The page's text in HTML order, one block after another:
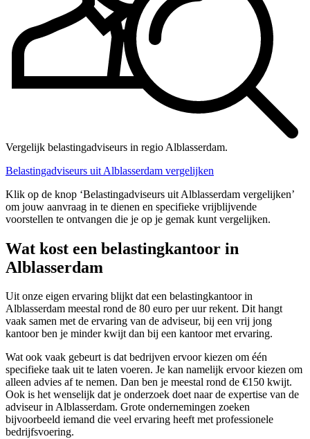
Vergelijk belastingadviseurs in regio Alblasserdam.
Belastingadviseurs uit Alblasserdam vergelijken
Klik op de knop ‘Belastingadviseurs uit Alblasserdam vergelijken’
om jouw aanvraag in te dienen en specifieke vrijblijvende
voorstellen te ontvangen die je op je gemak kunt vergelijken.
Wat kost een belastingkantoor in
Alblasserdam
Uit onze eigen ervaring blijkt dat een belastingkantoor in
Alblasserdam meestal rond de 80 euro per uur rekent. Dit hangt
vaak samen met de ervaring van de adviseur, bij een vrij jong
kantoor ben je minder kwijt dan bij een kantoor met ervaring.
Wat ook vaak gebeurt is dat bedrijven ervoor kiezen om één
specifieke taak uit te laten voeren. Je kan namelijk ervoor kiezen om
alleen advies af te nemen. Dan ben je meestal rond de €150 kwijt.
Ook is het wenselijk dat je onderzoek doet naar de expertise van de
adviseur in Alblasserdam. Grote ondernemingen zoeken
bijvoorbeeld iemand die veel ervaring heeft met professionele
bedrijfsvoering.